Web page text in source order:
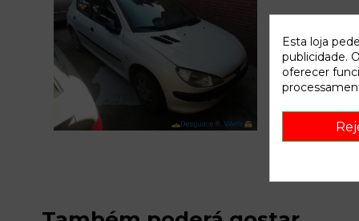
Esta loja
publicidade.
oferecer